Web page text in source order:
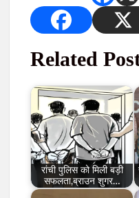
Related
रांची पुलिस को मिली बड़ी
सफलता,ब्राउन शुगर…